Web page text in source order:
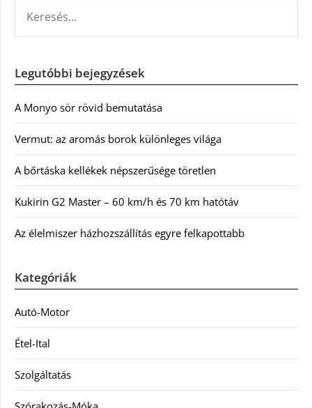
Legutóbbi bejegyzések
A Monyo sör rövid bemutatása
Vermut: az aromás borok különleges világa
A bőrtáska kellékek népszerűsége töretlen
Kukirin G2 Master – 60 km/h és 70 km hatótáv
Az élelmiszer házhozszállítás egyre felkapottabb
Kategóriák
Autó-Motor
Étel-Ital
Szolgáltatás